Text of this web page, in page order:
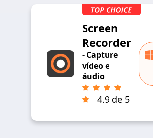
Screen
Recorder
- Capture
vídeo e
áudio
4.9 de 5